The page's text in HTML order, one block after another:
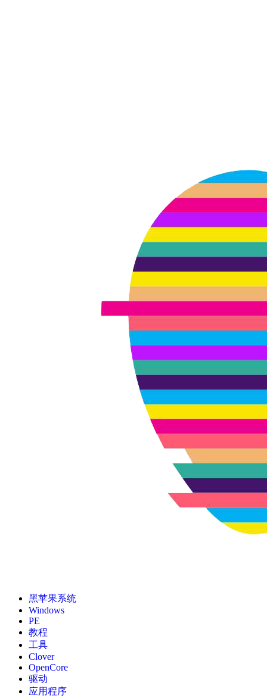
黑苹果系统
Windows
PE
教程
工具
Clover
OpenCore
驱动
应用程序